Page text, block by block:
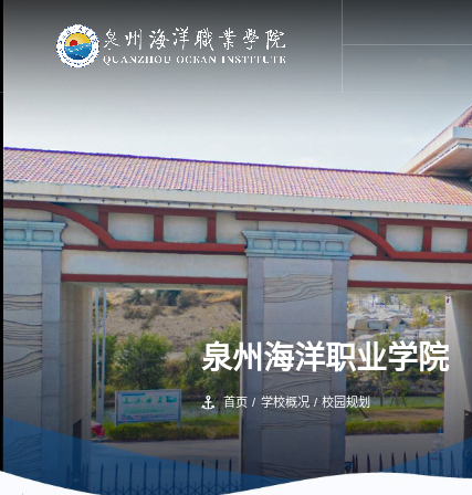
泉州海洋职业学院
首页 / 学校概况 / 校园规划